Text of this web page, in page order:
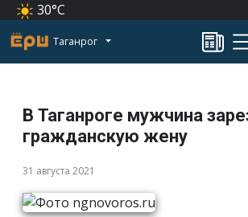
30°C
Таганрог
В Таганроге мужчина
гражданскую жену
31 августа 2021